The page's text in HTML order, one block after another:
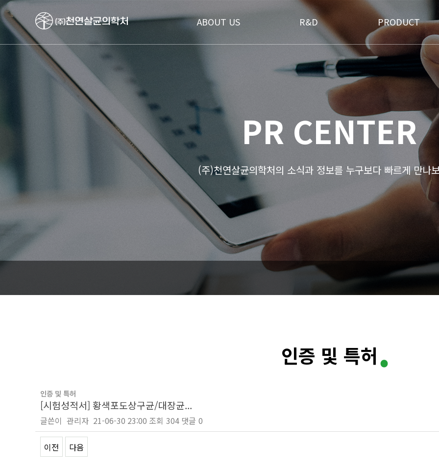
ABOUT US R&D PRODUCT
PR CENTER
(주)천연살균의학처의 소식과 정보를 누구보다 빠르게 만나
인증 및 특허.
인증 및 특허
[시험성적서] 황색포도상구균/대장균...
글쓴이 관리자 21-06-30 23:00 조회 304 댓글 0
이전 다음